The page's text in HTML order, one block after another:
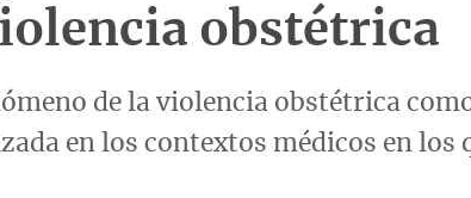
obstétrica
de la violencia obstétrica
en los contextos médicos en los